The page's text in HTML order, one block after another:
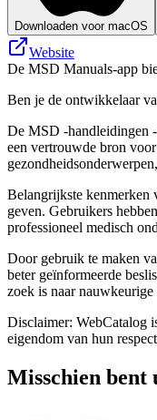
Downloaden voor macOS
Website
De MSD Manuals-app
Ben je de ontwikkelaar
De MSD -handleidingen
een vertrouwde bron
Belangrijkste kenmerken
geven. Gebruikers
professioneel medisch
Door gebruik te maken
beter geïnformeerde
zoek is naar
Disclaimer: WebCatalog
eigendom van hun
Misschien bent